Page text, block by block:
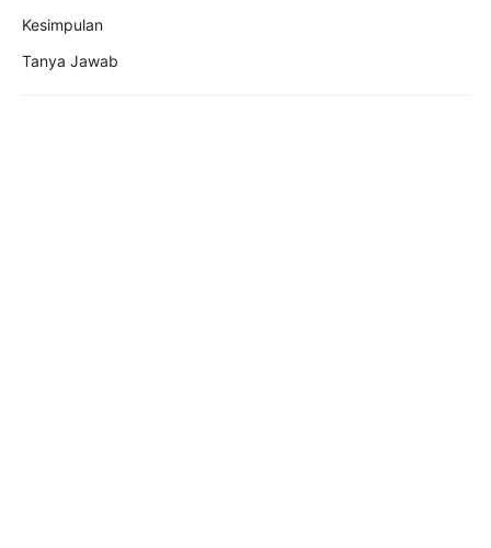
Kesimpulan
Tanya Jawab